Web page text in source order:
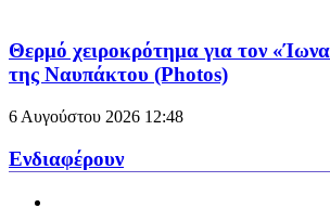
Θερμό χειροκρότημα για τον
της Ναυπάκτου (Photos)
6 Αυγούστου 2026 12:48
Ενδιαφέρουν